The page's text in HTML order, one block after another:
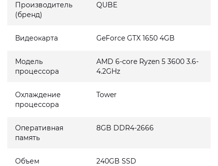
Производитель
(бренд)
QUBE
Видеокарта GeForce GTX 1650 4GB
Модель
процессора
AMD 6-core Ryzen 5 3600 3.6-
4.2GHz
Охлаждение
процессора
Tower
Оперативная
память
8GB DDR4-2666
Объем
240GB SSD